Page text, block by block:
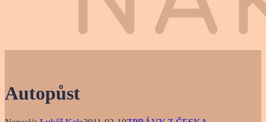
Autopůst